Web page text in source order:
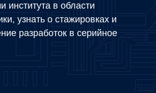
института в области
узнать о стажировках и
разработок в серийное